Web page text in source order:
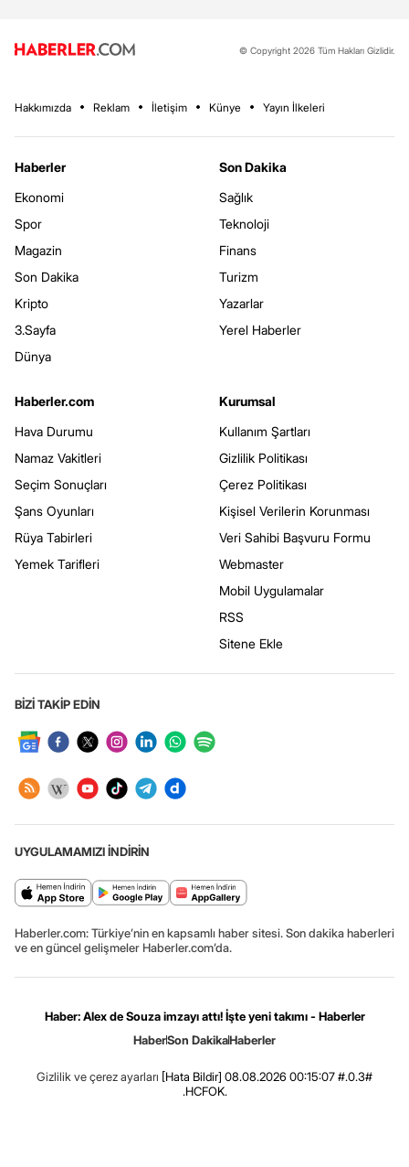
© Copyright 2026 Tüm Hakları Gizlidir.
Hakkımızda Reklam İletişim Künye Yayın İlkeleri
Haberler
Ekonomi
Spor
Magazin
Son Dakika
Kripto
3.Sayfa
Dünya
Son Dakika
Sağlık
Teknoloji
Finans
Turizm
Yazarlar
Yerel Haberler
Haberler.com
Hava Durumu
Namaz Vakitleri
Seçim Sonuçları
Şans Oyunları
Rüya Tabirleri
Yemek Tarifleri
Kurumsal
Kullanım Şartları
Gizlilik Politikası
Çerez Politikası
Kişisel Verilerin Korunması
Veri Sahibi Başvuru Formu
Webmaster
Mobil Uygulamalar
RSS
Sitene Ekle
BİZİ TAKİP EDİN
UYGULAMAMIZI İNDİRİN
Haberler.com: Türkiye’nin en kapsamlı haber sitesi. Son dakika haberleri
ve en güncel gelişmeler Haberler.com’da.
Haber: Alex de Souza imzayı attı! İşte yeni takımı - Haberler
HaberSon DakikaHaberler
Gizlilik ve çerez ayarları [Hata Bildir] 08.08.2026 00:15:07 #.0.3#
.HCFOK.